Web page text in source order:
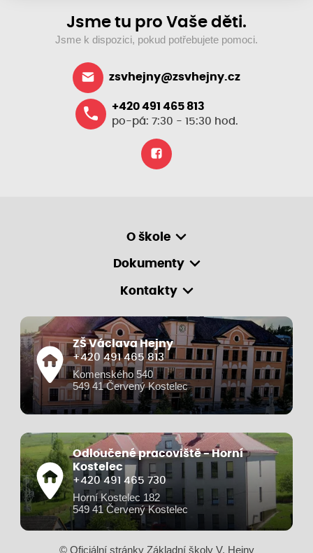
Jsme tu pro Vaše děti.
Jsme k dispozici, pokud potřebujete pomoci.
zsvhejny@zsvhejny.cz
+420 491 465 813
po-pá: 7:30 - 15:30 hod.
O škole
Dokumenty
Kontakty
ZŠ Václava Hejny
+420 491 465 813
Komenského 540
549 41 Červený Kostelec
Odloučené pracoviště - Horní
Kostelec
+420 491 465 730
Horní Kostelec 182
549 41 Červený Kostelec
© Oficiální stránky Základní školy V. Hejny